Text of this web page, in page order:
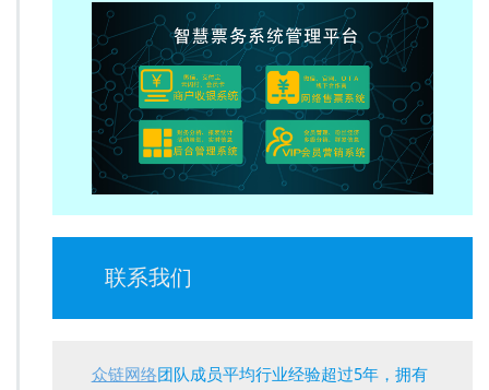
联系我们
众链网络团队成员平均行业经验超过5年，拥有